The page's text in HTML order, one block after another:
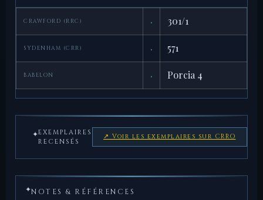
CRAWFORD (RRC) · 301/1
SYDENHAM (CRR) · 571
BABELON · Porcia 4
✦EXEMPLAIRES
RECENSÉS
↗ Voir les exemplaires sur CRRO
✦NOTES & RÉFÉRENCES